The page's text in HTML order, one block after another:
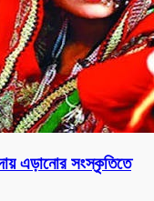
এড়ানোর সংস্কৃতিতে